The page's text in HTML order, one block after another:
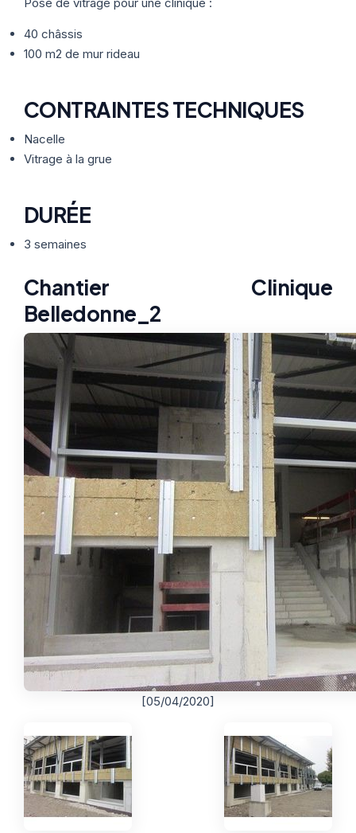
Nos Formules ACTUALITÉS
ETRE RAPPELÉ
40 châssis
100 m2 de mur rideau
CONTRAINTES TECHNIQUES
Nacelle
Vitrage à la grue
DURÉE
3 semaines
Chantier Clinique
Belledonne_2
[05/04/2020]